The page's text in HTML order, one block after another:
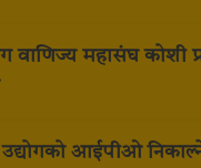
वाणिज्य महासंघ कोशी
उद्योगको आईपीओ